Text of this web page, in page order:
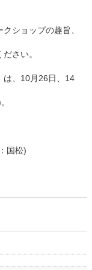
ショップの趣旨、
さい。
は、10月26日、14
国松)